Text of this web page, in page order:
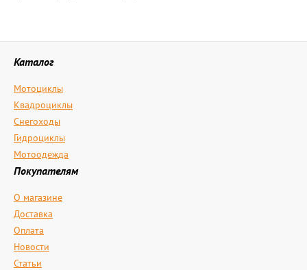
Каталог
Мотоциклы
Квадроциклы
Снегоходы
Гидроциклы
Мотоодежда
Покупателям
О магазине
Доставка
Оплата
Новости
Статьи